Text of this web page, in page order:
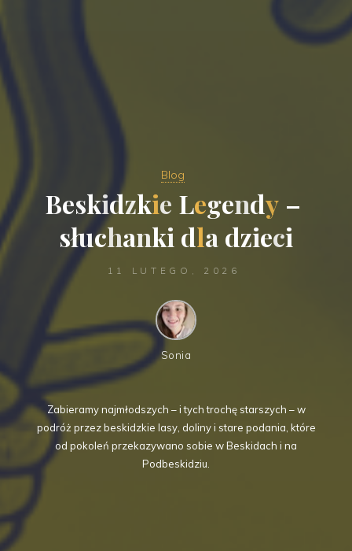
Blog
Beskidzkie Legendy –
słuchanki dla dzieci
11 LUTEGO, 2026
Sonia
Zabieramy najmłodszych – i tych trochę starszych – w
podróż przez beskidzkie lasy, doliny i stare podania, które
od pokoleń przekazywano sobie w Beskidach i na
Podbeskidziu.